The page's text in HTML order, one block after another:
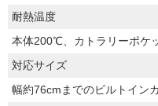
耐熱温度
本体200℃、カトラリーポケ
対応サイズ
幅約76cmまでのビルトイン